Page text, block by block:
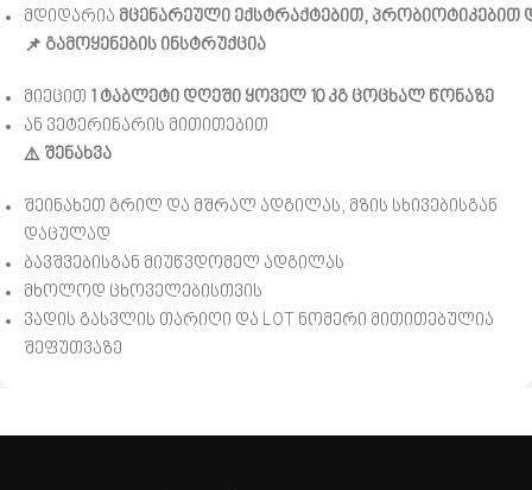
მდიდარია მცენარეული ექსტრაქტებით, პრობიოტიკებით
📌 გამოყენების ინსტრუქცია
მიეცით 1 ტაბლეტი დღეში ყოველ 10კგ ცოცხალ წონაზე
ან ვეტერინარის მითითებით
⚠️ შენახვა
შეინახეთ გრილ და მშრალ ადგილას, მზის სხივებისგან
დაცულად
ბავშვებისგან მიუწვდომელ ადგილას
მხოლოდ ცხოველებისთვის
ვადის გასვლის თარიღი და LOT ნომერი მითითებულია
შეფუთვაზე